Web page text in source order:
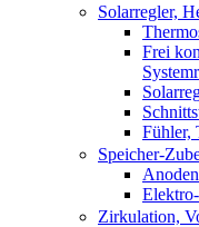
Solarregler,
Frei
Fühler,
Speicher-
Zirkulation,